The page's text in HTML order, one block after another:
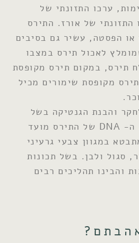
ערכו התזונתי של
התזונתי של אורז. התירס
או הפסטה, עשיר גם בסיבים
לאכול תירס במצבו
תירס, במקום תירס מקופסת
מקופסת שימורים מכיל
והבנת הגנטיקה בשל
הגנום העשיר שלו. ה- DNA של התירס מועד
במגוון צבעי גרעיני
סגול ולבן. בשל תכונות
והבינו תהליכים רבים